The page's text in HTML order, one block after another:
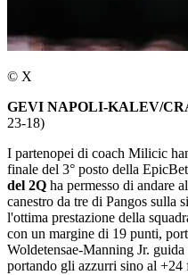
© X
GEVI NAPOLI-KALEV/
23-18)
I partenopei di coach Milicic
finale del 3° posto della
del 2Q ha permesso di andare
canestro da tre di Pangos sulla
l'ottima prestazione della
con un margine di 19 punti,
Woldetensae-Manning Jr.
portando gli azzurri sino al +24